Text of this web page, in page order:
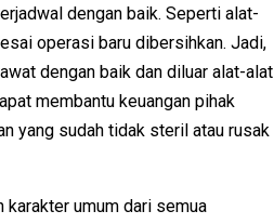
dengan baik. Seperti alat-
operasi baru dibersihkan. Jadi,
dengan baik dan diluar alat-alat
membantu keuangan pihak
yang sudah tidak steril atau rusak
karakter umum dari semua